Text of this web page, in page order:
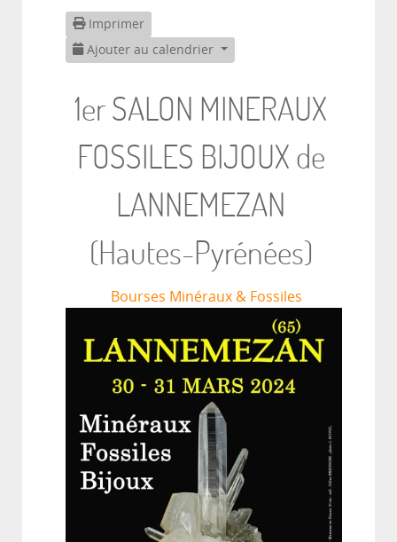
Imprimer
Ajouter au calendrier
1er SALON MINERAUX
FOSSILES BIJOUX de
LANNEMEZAN
(Hautes-Pyrénées)
Bourses Minéraux & Fossiles